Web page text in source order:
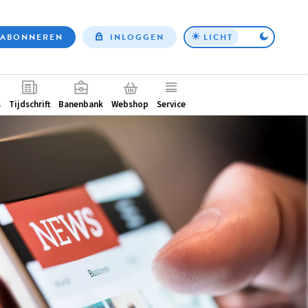
Top
ABONNEREN INLOGGEN LICHT
Tijdschrift Banenbank Webshop Service